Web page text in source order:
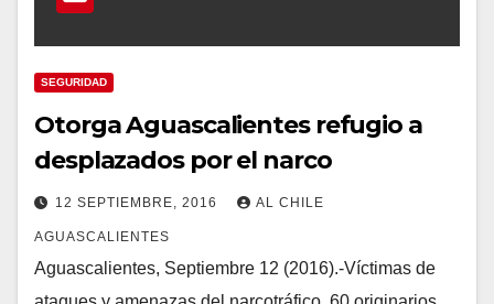
SEGURIDAD
Otorga Aguascalientes refugio a
desplazados por el narco
12 SEPTIEMBRE, 2016 AL CHILE
AGUASCALIENTES
Aguascalientes, Septiembre 12 (2016).-Víctimas de